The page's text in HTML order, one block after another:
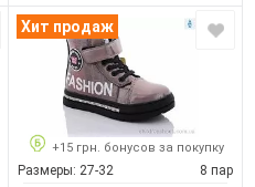
Хит продаж
+15 грн. бонусов за покупку
Размеры: 27-32 8 пар